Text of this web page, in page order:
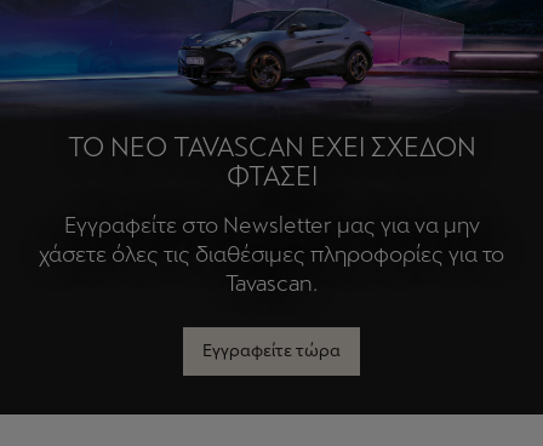
ΤΟ ΝΕΟ TAVASCAN ΕΧΕΙ ΣΧΕΔΟΝ
ΦΤΑΣΕΙ
Εγγραφείτε στο Newsletter μας για να μην
χάσετε όλες τις διαθέσιμες πληροφορίες για το
Tavascan.
Εγγραφείτε τώρα